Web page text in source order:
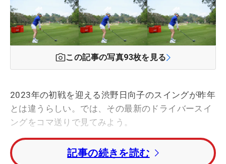
この記事の写真93枚を見る
2023年の初戦を迎える渋野日向子のスイングが昨年
とは違うらしい。では、その最新のドライバースイ
ングをコマ送りで見てみよう。
記事の続きを読む